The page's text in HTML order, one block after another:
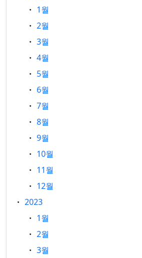
1월
2월
3월
4월
5월
6월
7월
8월
9월
10월
11월
12월
2023
1월
2월
3월